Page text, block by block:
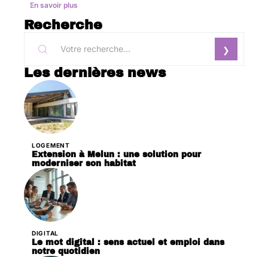
En savoir plus
Recherche
Les dernières news
LOGEMENT
Extension à Melun : une solution pour
moderniser son habitat
DIGITAL
Le mot digital : sens actuel et emploi dans
notre quotidien